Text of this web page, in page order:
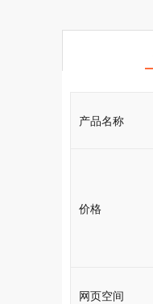
产品名称
价格
网页空间